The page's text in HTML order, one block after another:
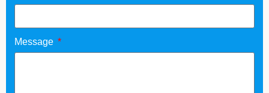
Message